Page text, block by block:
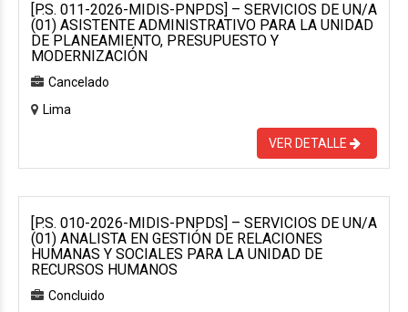
[P.S. 011-2026-MIDIS-PNPDS] – SERVICIOS DE UN/A
(01) ASISTENTE ADMINISTRATIVO PARA LA UNIDAD
DE PLANEAMIENTO, PRESUPUESTO Y
MODERNIZACIÓN
Cancelado
Lima
VER DETALLE
[P.S. 010-2026-MIDIS-PNPDS] – SERVICIOS DE UN/A
(01) ANALISTA EN GESTIÓN DE RELACIONES
HUMANAS Y SOCIALES PARA LA UNIDAD DE
RECURSOS HUMANOS
Concluido